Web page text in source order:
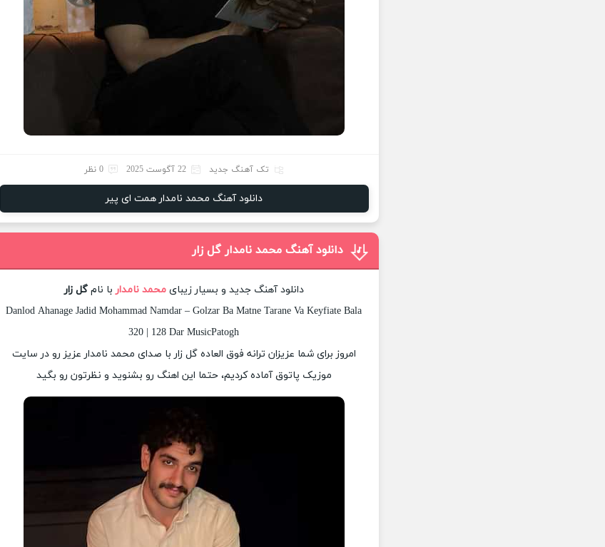
تک آهنگ جدید 22 آگوست 2025 0 نظر
دانلود آهنگ محمد نامدار همت ای پیر
دانلود آهنگ محمد نامدار گل زار
دانلود آهنگ جدید و بسیار زیبایمحمد نامدار با نامگل زار
Danlod Ahanage Jadid Mohammad Namdar – Golzar Ba Matne Tarane Va Keyfiate Bala
320 | 128 Dar MusicPatogh
امروز برای شما عزیزان ترانه فوق العاده گل زار با صدای محمد نامدار عزیز رو در سایت
موزیک پاتوق آماده کردیم، حتما این اهنگ رو بشنوید و نظرتون رو بگید